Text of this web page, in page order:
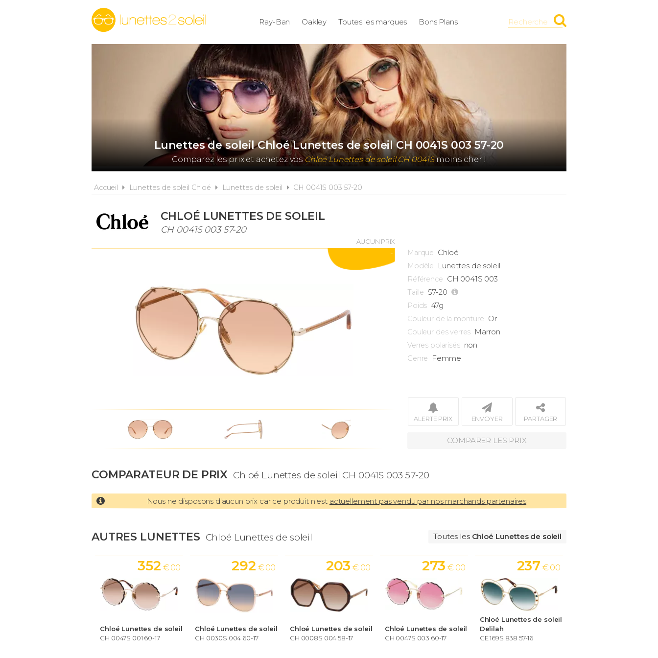
Ray-Ban Oakley Toutes les marques Bons Plans Recherche
Lunettes de soleil Chloé Lunettes de soleil CH 0041S 003 57-20
Comparez les prix et achetez vosChloé Lunettes de soleil CH 0041Smoins cher !
Accueil Lunettes de soleil Chloé Lunettes de soleil CH 0041S 003 57-20
CHLOÉ LUNETTES DE SOLEIL
CH 0041S 003 57-20
AUCUN PRIX
- Marque Chloé
Modèle Lunettes de soleil
Référence CH 0041S 003
Taille 57-20
Poids 47g
Couleur de la monture Or
Couleur des verres Marron
Verres polarisés non
Genre Femme
ALERTE PRIX ENVOYER PARTAGER
COMPARER LES PRIX
COMPARATEUR DE PRIX Chloé Lunettes de soleil CH 0041S 003 57-20
Nous ne disposons d'aucun prix car ce produit n'est actuellement pas vendu par nos marchands partenaires
AUTRES LUNETTES Chloé Lunettes de soleil Toutes les Chloé Lunettes de soleil
Chloé Lunettes de soleil
CH 0047S 001 60-17
352 € 00
Chloé Lunettes de soleil
CH 0030S 004 60-17
292 € 00
Chloé Lunettes de soleil
CH 0008S 004 58-17
203 € 00
Chloé Lunettes de soleil
CH 0047S 003 60-17
273 € 00
Chloé Lunettes de soleil
Delilah
CE 169S 838 57-16
237 € 00